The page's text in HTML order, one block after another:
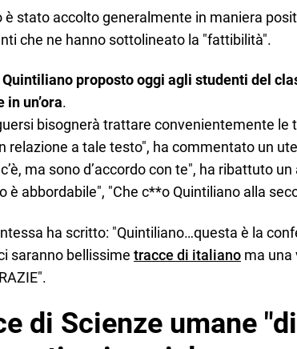
è stato accolto generalmente in maniera
che ne hanno sottolineato la "fattibilità".
proposto oggi agli studenti del
un’ora.
bisognerà trattare convenientemente le
relazione a tale testo", ha commentato un
ma sono d’accordo con te", ha ribattuto un
è abbordabile", "Che c**o Quintiliano alla
ha scritto: "Quintiliano…questa è la
saranno bellissime tracce di italiano ma una
di Scienze umane